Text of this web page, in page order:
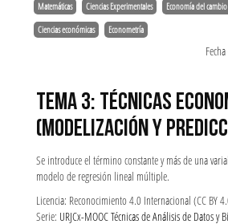
Matemáticas Ciencias Experimentales Economía del
Ciencias económicas Econometría
TEMA 3: TÉCNICAS
(MODELIZACIÓN Y
Se introduce el término constante y más de una
modelo de regresión lineal múltiple.
Licencia: Reconocimiento 4.0 Internacional (CC BY
Serie: URJCx-MOOC Técnicas de Análisis de Datos y